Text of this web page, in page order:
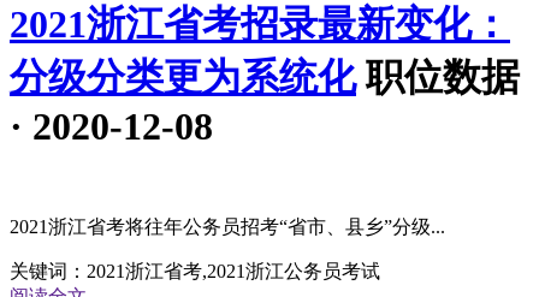
2021浙江省考招录最新变化：
分级分类更为系统化 职位数据
· 2020-12-08
2021浙江省考将往年公务员招考“省市、县乡”分级...
关键词： 2021浙江省考,2021浙江公务员考试